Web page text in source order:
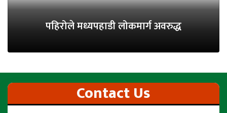
पहिरोले मध्यपहाडी लोकमार्ग अवरुद्ध
Contact Us